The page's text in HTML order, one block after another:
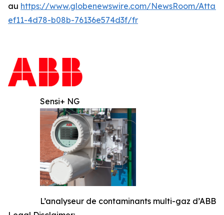
au https://www.globenewswire.com/NewsRoom/
ef11-4d78-b08b-76136e574d3f/fr
Sensi+ NG
L’analyseur de contaminants multi-gaz d’ABB